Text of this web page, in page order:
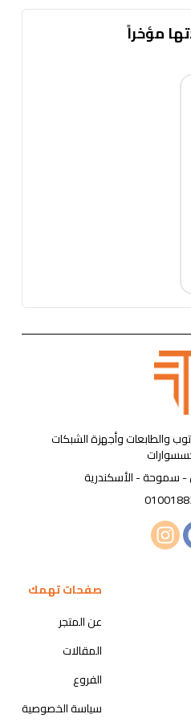
مؤخراً
توب والطابعات وأجهزة الشبكات
صفحات تهمك
عن المتجر
المقالات
الفروع
سياسة الخصوصية